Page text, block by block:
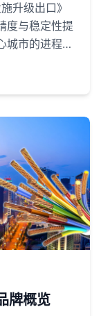
升级出口》
度与稳定性提
城市的进程
电缆市场进
纪元。
牌概览